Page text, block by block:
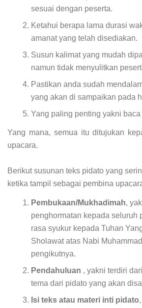
sesuai dengan peserta.
Ketahui berapa lama durasi
amanat yang telah disediakan.
Susun kalimat yang mudah
namun tidak menyulitkan
Pastikan anda sudah
yang akan di sampaikan pada
Yang paling penting yakni
Yang mana, semua itu ditujukan
upacara.
Berikut susunan teks pidato yang
ketika tampil sebagai pembina
Pembukaan/Mukhadimah,
penghormatan kepada seluruh
rasa syukur kepada Tuhan
Sholawat atas Nabi
pengikutnya.
Pendahuluan , yakni terdiri
tema dari pidato yang akan
Isi teks atau materi inti pidato